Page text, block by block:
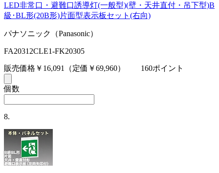
LED非常口・避難口誘導灯(一般型)(壁・天井直付・吊下型)B
級･BL形(20B形)片面型表示板セット(右向)
パナソニック（Panasonic）
FA20312CLE1-FK20305
販売価格￥16,091 （定価￥69,960） 160ポイント
個数
8.